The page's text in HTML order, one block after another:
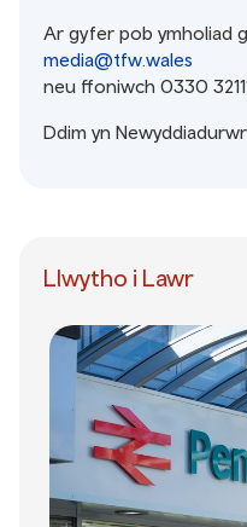
Ar gyfer pob ymholiad
media@tfw.wales
neu ffoniwch 0330
Ddim yn
Llwytho i Lawr